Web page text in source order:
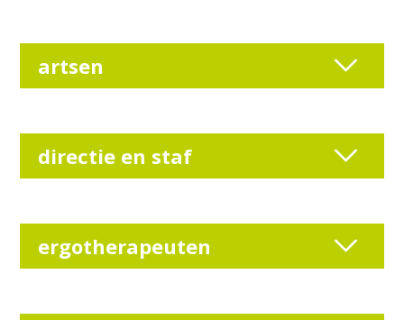
artsen
directie en staf
ergotherapeuten